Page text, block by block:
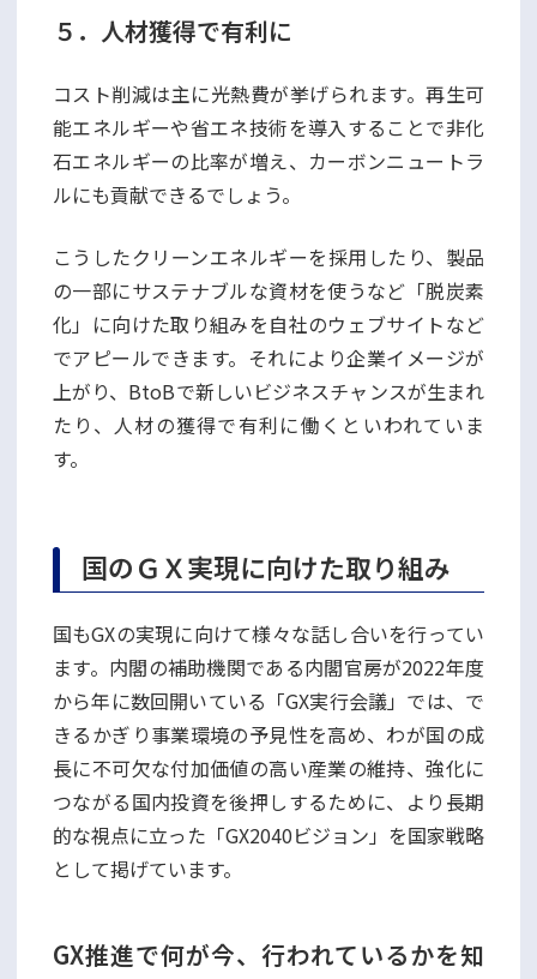
５．人材獲得で有利に
コスト削減は主に光熱費が挙げられます。再生可
能エネルギーや省エネ技術を導入することで非化
石エネルギーの比率が増え、カーボンニュートラ
ルにも貢献できるでしょう。
こうしたクリーンエネルギーを採用したり、製品
の一部にサステナブルな資材を使うなど「脱炭素
化」に向けた取り組みを自社のウェブサイトなど
でアピールできます。それにより企業イメージが
上がり、BtoBで新しいビジネスチャンスが生まれ
たり、人材の獲得で有利に働くといわれていま
す。
国のＧＸ実現に向けた取り組み
国もGXの実現に向けて様々な話し合いを行ってい
ます。内閣の補助機関である内閣官房が2022年度
から年に数回開いている「GX実行会議」では、で
きるかぎり事業環境の予見性を高め、わが国の成
長に不可欠な付加価値の高い産業の維持、強化に
つながる国内投資を後押しするために、より長期
的な視点に立った「GX2040ビジョン」を国家戦略
として掲げています。
GX推進で何が今、行われているかを知